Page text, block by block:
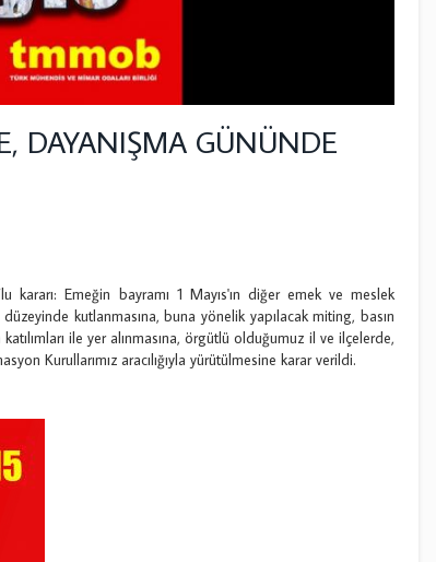
DAYANIŞMA GÜNÜNDE
Emeğin bayramı 1 Mayıs'ın diğer emek ve meslek
kutlanmasına, buna yönelik yapılacak miting, basın
ile yer alınmasına, örgütlü olduğumuz il ve ilçelerde,
Kurullarımız aracılığıyla yürütülmesine karar verildi.